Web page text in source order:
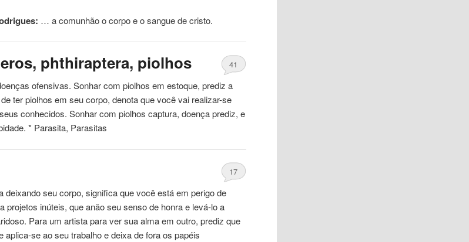
… a comunhão ocorpoe o sangue de cristo.
phthiraptera, piolhos 41
ofensivas. Sonhar com piolhos em estoque, prediz a
ter piolhos em seucorpo, denota que você vai realizar-se
conhecidos. Sonhar com piolhos captura, doença prediz, e
* Parasita, Parasitas
17
deixando seucorpo, significa que você está em perigo de
projetos inúteis, que anão seu senso de honra e levá-lo a
Para um artista para ver sua alma em outro, prediz que
aplica-se ao seu trabalho e deixa de fora os papéis